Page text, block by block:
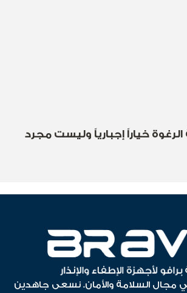
خياراً إجبارياً وليست مجرد
مجال السلامة والأمان. نسعى جاهدين